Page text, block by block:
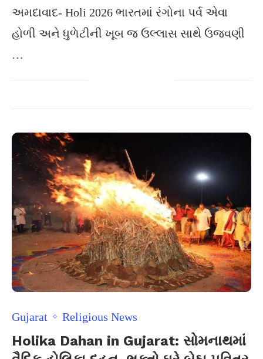
અમદાવાદ- Holi 2026 ભારતમાં રંગોના પર્વ એવા
હોળી અને ધુળેટીની ખૂબ જ ઉલ્લાસ સાથે ઉજવણી
…
Gujarat Religious News
Holika Dahan in Gujarat: સોમનાથમાં